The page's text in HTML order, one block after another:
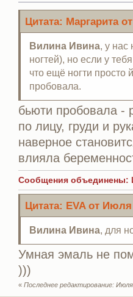
Цитата: Маргарита
Вилина Ивина, у нас
ногтей), но если у
что ещё ногти просто
пробовала.
бьюти пробовала -
по лицу, груди и
наверное
влияла
Сообщения объединены:
Цитата: EVA от
Вилина Ивина, для
Умная эмаль не
)))
«Последнее редактирование: